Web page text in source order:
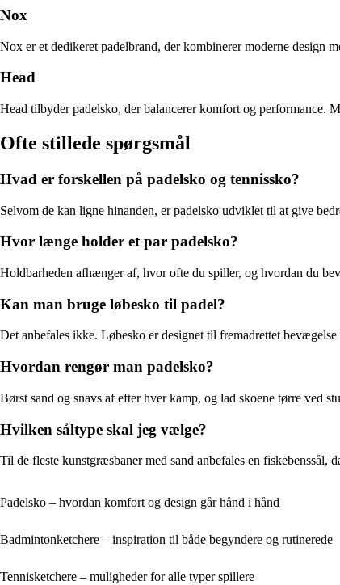
Nox
Nox er et dedikeret padelbrand, der kombinerer moderne design
Head
Head tilbyder padelsko, der balancerer komfort og performance.
Ofte stillede spørgsmål
Hvad er forskellen på padelsko og tennissko?
Selvom de kan ligne hinanden, er padelsko udviklet til at give
Hvor længe holder et par padelsko?
Holdbarheden afhænger af, hvor ofte du spiller, og hvordan du
Kan man bruge løbesko til padel?
Det anbefales ikke. Løbesko er designet til fremadrettet
Hvordan rengør man padelsko?
Børst sand og snavs af efter hver kamp, og lad skoene tørre ved
Hvilken såltype skal jeg vælge?
Til de fleste kunstgræsbaner med sand anbefales en
Padelsko – hvordan komfort og design går hånd i hånd
Badmintonketchere – inspiration til både begyndere og rutinerede
Tennisketchere – muligheder for alle typer spillere